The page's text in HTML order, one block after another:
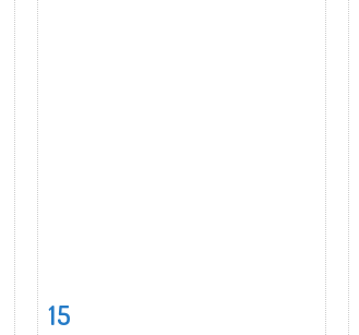
Fiche détaillée
15